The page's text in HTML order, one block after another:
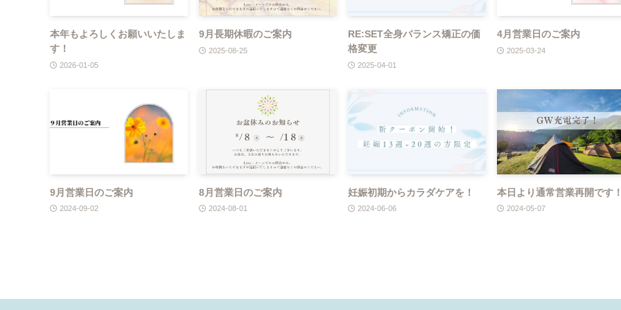
本年もよろしくお願いいたしま
す！
2026-01-05
9月長期休暇のご案内
2025-08-25
RE:SET全身バランス矯正の価
格変更
2025-04-01
4月営業日のご案内
2025-03-24
9月営業日のご案内
2024-09-02
8月営業日のご案内
2024-08-01
妊娠初期からカラダケアを！
2024-06-06
本日より通常営業再開です
2024-05-07